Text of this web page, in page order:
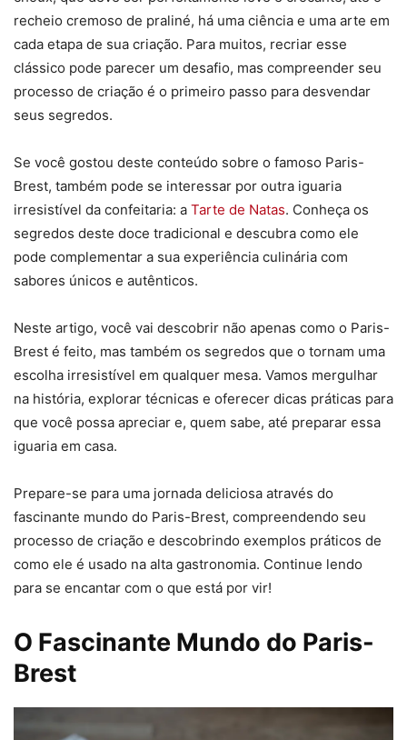
recheio cremoso de praliné, há uma ciência e uma arte em
cada etapa de sua criação. Para muitos, recriar esse
clássico pode parecer um desafio, mas compreender seu
processo de criação é o primeiro passo para desvendar
seus segredos.
Se você gostou deste conteúdo sobre o famoso Paris-
Brest, também pode se interessar por outra iguaria
irresistível da confeitaria: a Tarte de Natas. Conheça os
segredos deste doce tradicional e descubra como ele
pode complementar a sua experiência culinária com
sabores únicos e autênticos.
Neste artigo, você vai descobrir não apenas como o Paris-
Brest é feito, mas também os segredos que o tornam uma
escolha irresistível em qualquer mesa. Vamos mergulhar
na história, explorar técnicas e oferecer dicas práticas para
que você possa apreciar e, quem sabe, até preparar essa
iguaria em casa.
Prepare-se para uma jornada deliciosa através do
fascinante mundo do Paris-Brest, compreendendo seu
processo de criação e descobrindo exemplos práticos de
como ele é usado na alta gastronomia. Continue lendo
para se encantar com o que está por vir!
O Fascinante Mundo do Paris-
Brest